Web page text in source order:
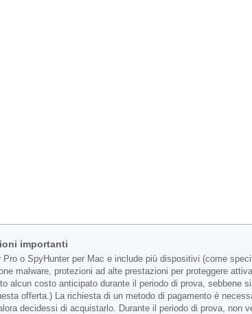
importanti
o SpyHunter per Mac e include più dispositivi (come
malware, protezioni ad alte prestazioni per proteggere
alcun costo anticipato durante il periodo di prova,
offerta.) La richiesta di un metodo di pagamento è
decidessi di acquistarlo. Durante il periodo di prova,